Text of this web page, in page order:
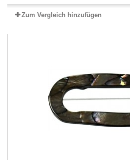
Zum Vergleich hinzufügen